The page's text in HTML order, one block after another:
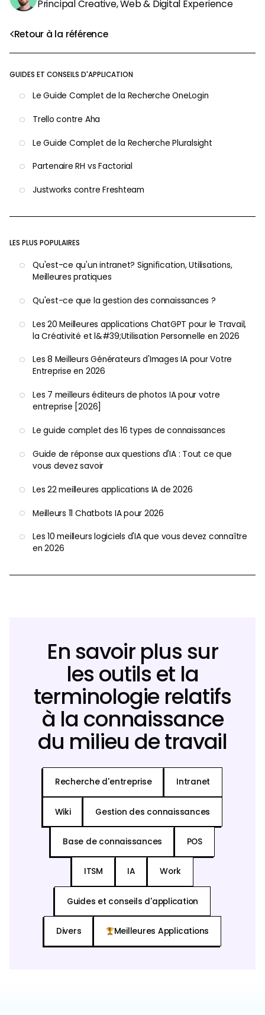
Retour à la référence
GUIDES ET CONSEILS D'APPLICATION
Le Guide Complet de la Recherche OneLogin
Trello contre Aha
Le Guide Complet de la Recherche Pluralsight
Partenaire RH vs Factorial
Justworks contre Freshteam
LES PLUS POPULAIRES
Qu'est-ce qu'un intranet? Signification, Utilisations,
Meilleures pratiques
Qu'est-ce que la gestion des connaissances ?
Les 20 Meilleures applications ChatGPT pour le Travail,
la Créativité et l&#39;Utilisation Personnelle en 2026
Les 8 Meilleurs Générateurs d'Images IA pour Votre
Entreprise en 2026
Les 7 meilleurs éditeurs de photos IA pour votre
entreprise [2026]
Le guide complet des 16 types de connaissances
Guide de réponse aux questions d'IA : Tout ce que
vous devez savoir
Les 22 meilleures applications IA de 2026
Meilleurs 11 Chatbots IA pour 2026
Les 10 meilleurs logiciels d'IA que vous devez connaître
en 2026
Principal Creative, Web & Digital Experience
En savoir plus sur
les outils et la
terminologie relatifs
à la connaissance
du milieu de travail
Recherche d'entreprise Intranet
Wiki Gestion des connaissances
Base de connaissances POS
ITSM IA Work
Guides et conseils d'application
Divers Meilleures Applications